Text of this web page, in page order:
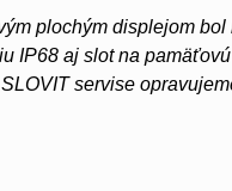
plochým displejom
IP68 aj slot na
servise